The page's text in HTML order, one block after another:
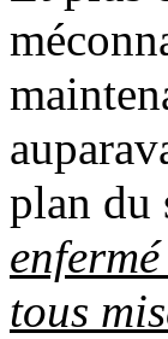
plan du
tous